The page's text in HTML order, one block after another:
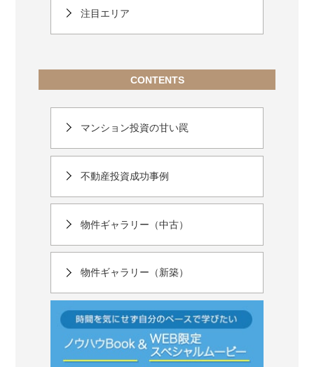
注目エリア
CONTENTS
マンション投資の甘い罠
不動産投資成功事例
物件ギャラリー（中古）
物件ギャラリー（新築）